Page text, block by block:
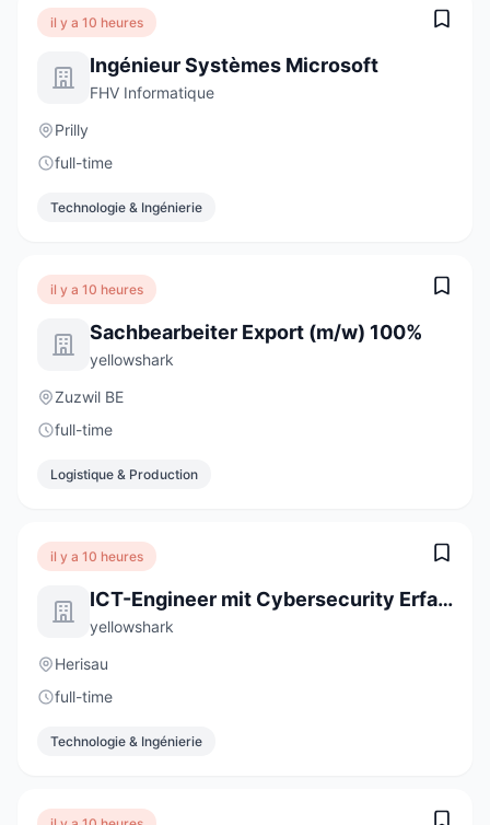
il y a 10 heures
Ingénieur Systèmes Microsoft
FHV Informatique
Prilly
full-time
Technologie & Ingénierie
il y a 10 heures
Sachbearbeiter Export (m/w) 100%
yellowshark
Zuzwil BE
full-time
Logistique & Production
il y a 10 heures
ICT-Engineer mit Cybersecurity Erfahrung (m/w/d) 80-100%
yellowshark
Herisau
full-time
Technologie & Ingénierie